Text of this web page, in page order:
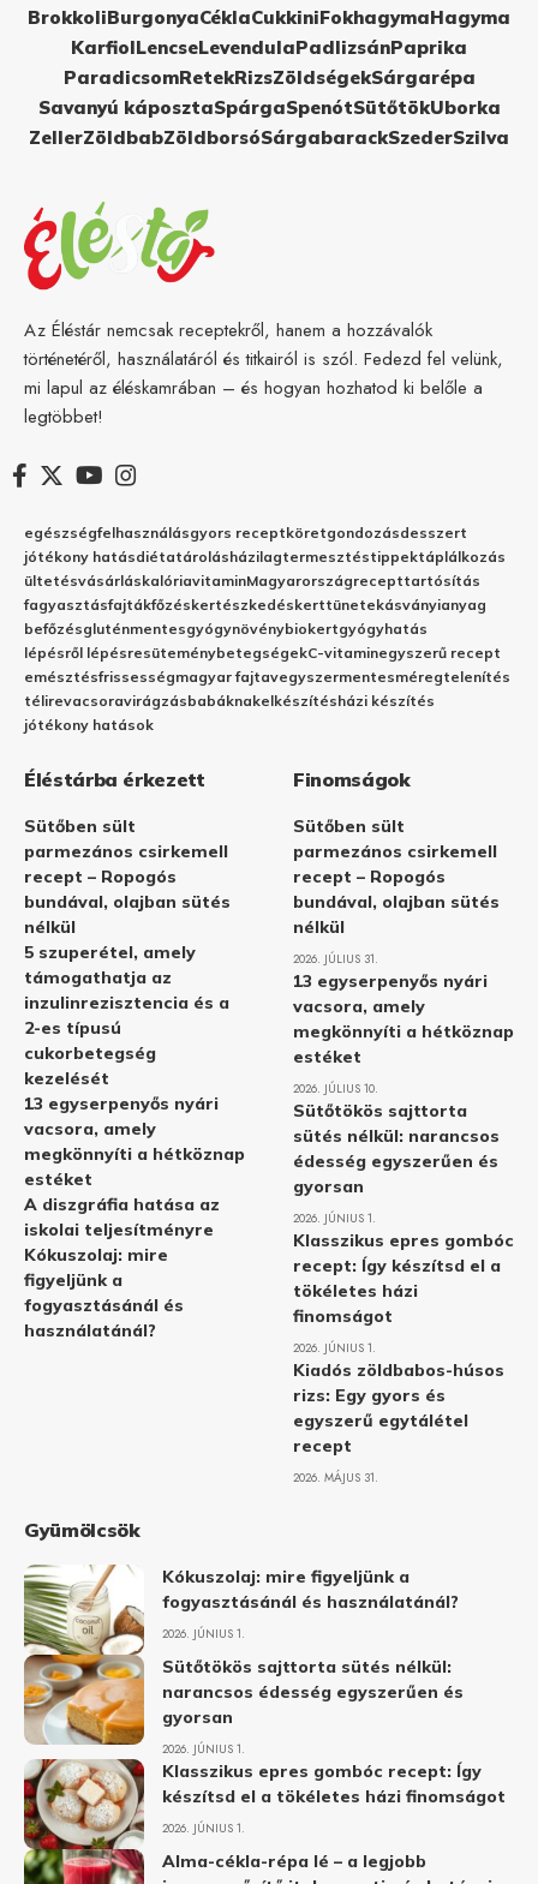
BrokkoliBurgonyaCéklaCukkiniFokhagymaHagyma
KarfiolLencseLevendulaPadlizsánPaprika
ParadicsomRetekRizsZöldségekSárgarépa
Savanyú káposztaSpárgaSpenótSütőtökUborka
ZellerZöldbabZöldborsóSárgabarackSzederSzilva
Az Éléstár nemcsak receptekről, hanem a hozzávalók
történetéről, használatáról és titkairól is szól. Fedezd fel velünk,
mi lapul az éléskamrában – és hogyan hozhatod ki belőle a
legtöbbet!
egészségfelhasználásgyors receptköretgondozásdesszert
jótékony hatásdiétatárolásházilagtermesztéstippektáplálkozás
ültetésvásárláskalóriavitaminMagyarországrecepttartósítás
fagyasztásfajtákfőzéskertészkedéskerttünetekásványianyag
befőzésgluténmentesgyógynövénybiokertgyógyhatás
lépésről lépésresüteménybetegségekC-vitaminegyszerű recept
emésztésfrissességmagyar fajtavegyszermentesméregtelenítés
télirevacsoravirágzásbabáknakelkészítésházi készítés
jótékony hatások
Éléstárba érkezett
Sütőben sült
parmezános csirkemell
recept – Ropogós
bundával, olajban sütés
nélkül
5 szuperétel, amely
támogathatja az
inzulinrezisztencia és a
2-es típusú
cukorbetegség
kezelését
13 egyserpenyős nyári
vacsora, amely
megkönnyíti a hétköznap
estéket
A diszgráfia hatása az
iskolai teljesítményre
Kókuszolaj: mire
figyeljünk a
fogyasztásánál és
használatánál?
Finomságok
Sütőben sült
parmezános csirkemell
recept – Ropogós
bundával, olajban sütés
nélkül
2026. JÚLIUS 31.
13 egyserpenyős nyári
vacsora, amely
megkönnyíti a hétköznap
estéket
2026. JÚLIUS 10.
Sütőtökös sajttorta
sütés nélkül: narancsos
édesség egyszerűen és
gyorsan
2026. JÚNIUS 1.
Klasszikus epres gombóc
recept: Így készítsd el a
tökéletes házi
finomságot
2026. JÚNIUS 1.
Kiadós zöldbabos-húsos
rizs: Egy gyors és
egyszerű egytálétel
recept
2026. MÁJUS 31.
Gyümölcsök
Kókuszolaj: mire figyeljünk a
fogyasztásánál és használatánál?
2026. JÚNIUS 1.
Sütőtökös sajttorta sütés nélkül:
narancsos édesség egyszerűen és
gyorsan
2026. JÚNIUS 1.
Klasszikus epres gombóc recept: Így
készítsd el a tökéletes házi finomságot
2026. JÚNIUS 1.
Alma-cékla-répa lé – a legjobb